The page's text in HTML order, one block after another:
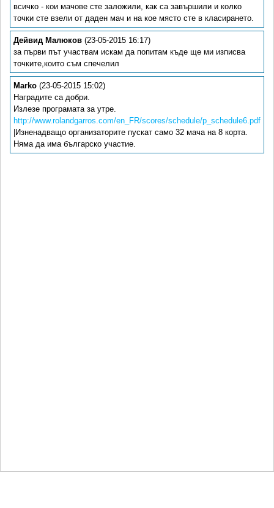
всичко - кои мачове сте заложили, как са завършили и колко
точки сте взели от даден мач и на кое място сте в класирането.
Дейвид Малюков (23-05-2015 16:17)
за първи път участвам искам да попитам къде ще ми изписва
точките,които съм спечелил
Marko (23-05-2015 15:02)
Наградите са добри.
Излезе програмата за утре.
http://www.rolandgarros.com/en_FR/scores/schedule/p_schedule6.pdf
|Изненадващо организаторите пускат само 32 мача на 8 корта.
Няма да има българско участие.